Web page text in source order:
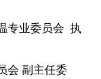
专业委员会 执
会 副主任委